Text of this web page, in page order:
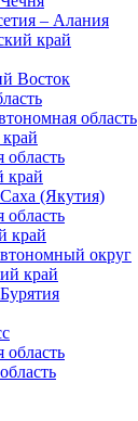
– Алания
край
Восток
область
область
край
(Якутия)
область
край
округ
край
область